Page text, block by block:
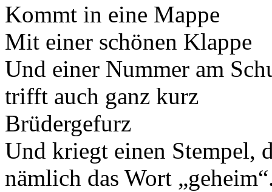
Kommt in eine Mappe
Mit einer schönen Klappe
Und einer Nummer am
trifft auch ganz kurz
Brüdergefurz
Und kriegt einen Stempel,
nämlich das Wort